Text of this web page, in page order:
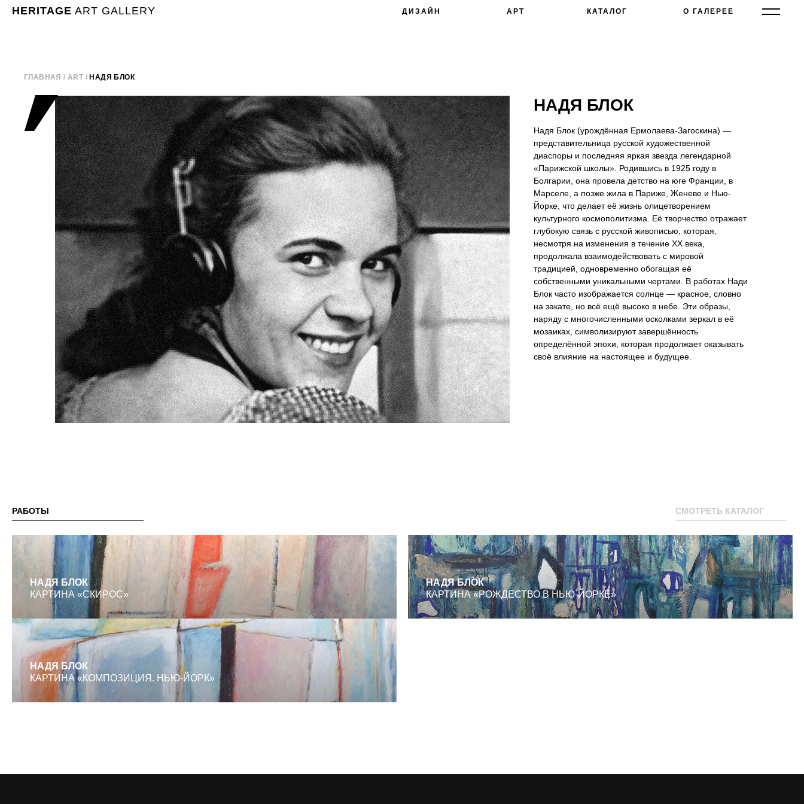
ДИЗАЙН КАТАЛОГ
АРТ
HERITAGE ART GALLERY О ГАЛЕРЕЕ
ГЛАВНАЯ /ART / НАДЯ БЛОК
НАДЯ БЛОК
Надя Блок (урождённая Ермолаева-Загоскина) —
представительница русской художественной
диаспоры и последняя яркая звезда легендарной
«Парижской школы». Родившись в 1925 году в
Болгарии, она провела детство на юге Франции, в
Марселе, а позже жила в Париже, Женеве и Нью-
Йорке, что делает её жизнь олицетворением
культурного космополитизма. Её творчество отражает
глубокую связь с русской живописью, которая,
несмотря на изменения в течение XX века,
продолжала взаимодействовать с мировой
традицией, одновременно обогащая её
собственными уникальными чертами. В работах Нади
Блок часто изображается солнце — красное, словно
на закате, но всё ещё высоко в небе. Эти образы,
наряду с многочисленными осколками зеркал в её
мозаиках, символизируют завершённость
определённой эпохи, которая продолжает оказывать
своё влияние на настоящее и будущее.
РАБОТЫ СМОТРЕТЬ КАТАЛОГ
.
НАДЯ БЛОК
КАРТИНА «СКИРОС»
.
НАДЯ БЛОК
КАРТИНА «РОЖДЕСТВО В НЬЮ-ЙОРКЕ»
.
НАДЯ БЛОК
КАРТИНА «КОМПОЗИЦИЯ. НЬЮ-ЙОРК»